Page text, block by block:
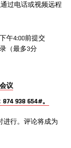
通过电话或视频远程
午4:00前提交
（最多3分
议
938 654#。
进行。评论将成为